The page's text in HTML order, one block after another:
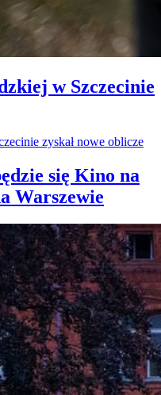
w Szczecinie
się Kino na
Warszewie